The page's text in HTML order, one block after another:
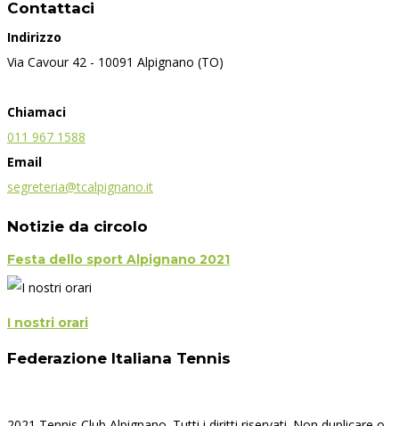
Contattaci
Indirizzo
Via Cavour 42 - 10091 Alpignano (TO)
Chiamaci
011 967 1588
Email
segreteria@tcalpignano.it
Notizie da circolo
Festa dello sport Alpignano 2021
I nostri orari
Federazione Italiana Tennis